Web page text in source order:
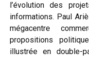
l’évolution des
informations. Paul
mégacentre
propositions
illustrée en double-